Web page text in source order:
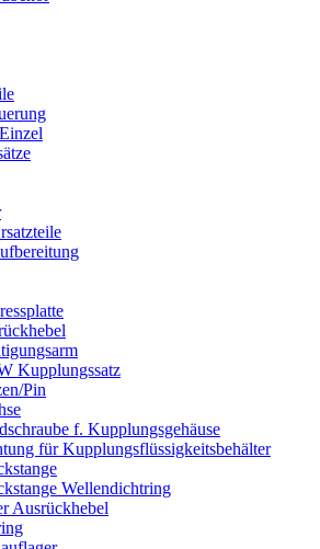
Kupplungssatz
Pin
f. Kupplungsgehäuse
für Kupplungsflüssigkeitsbehälter
Wellendichtring
Ausrückhebel